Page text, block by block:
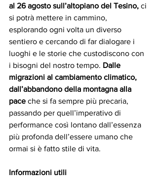
al 26 agosto sull’altopiano del Tesino, ci
si potrà mettere in cammino,
esplorando ogni volta un diverso
sentiero e cercando di far dialogare i
luoghi e le storie che custodiscono con
i bisogni del nostro tempo. Dalle
migrazioni al cambiamento climatico,
dall’abbandono della montagna alla
pace che si fa sempre più precaria,
passando per quell’imperativo di
performance così lontano dall’essenza
più profonda dell’essere umano che
ormai si è fatto stile di vita.
Informazioni utili